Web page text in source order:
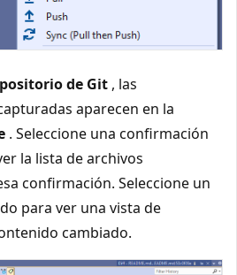
de Git , las
aparecen en la
. Seleccione una confirmación
la lista de archivos
confirmación. Seleccione un
para ver una vista de
cambiado.